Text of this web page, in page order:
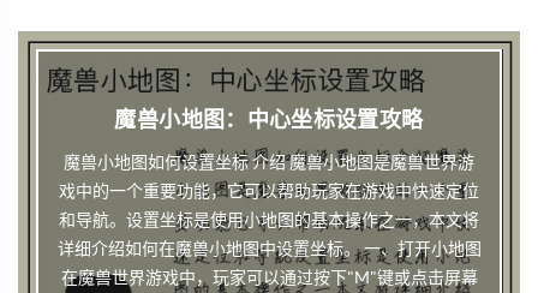
魔兽小地图：中心坐标设置攻略
魔兽小地图如何设置坐标 介绍 魔兽小地图是魔兽世界游
戏中的一个重要功能，它可以帮助玩家在游戏中快速定位
和导航。设置坐标是使用小地图的基本操作之一，本文将
详细介绍如何在魔兽小地图中设置坐标。 一、打开小地图
在魔兽世界游戏中，玩家可以通过按下"M"键或点击屏幕